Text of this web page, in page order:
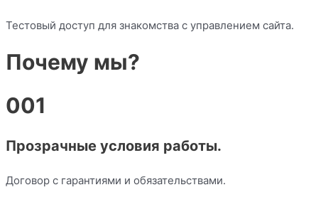
Тестовый доступ для знакомства с управлением сайта.
Почему мы?
001
Прозрачные условия работы.
Договор с гарантиями и обязательствами.